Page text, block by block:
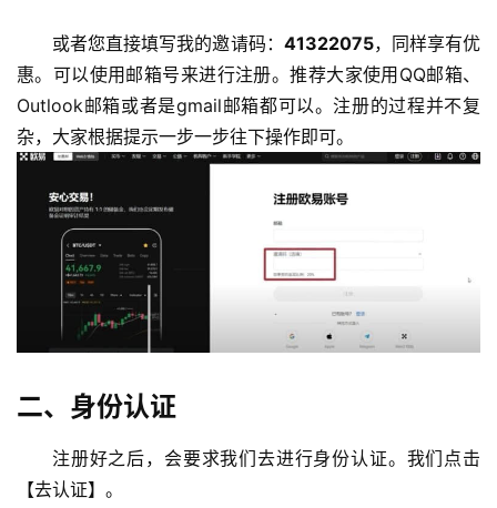
或者您直接填写我的邀请码： 41322075，同样享有优
惠。可以使用邮箱号来进行注册。推荐大家使用QQ邮箱、
Outlook邮箱或者是gmail邮箱都可以。注册的过程并不复
杂，大家根据提示一步一步往下操作即可。
二、身份认证
注册好之后，会要求我们去进行身份认证。我们点击
【去认证】。